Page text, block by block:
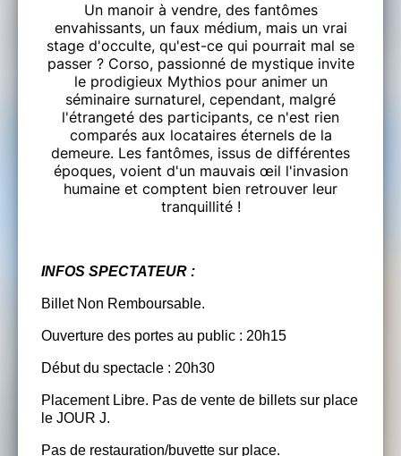
Un manoir à vendre, des fantômes
envahissants, un faux médium, mais un vrai
stage d'occulte, qu'est-ce qui pourrait mal se
passer ? Corso, passionné de mystique invite
le prodigieux Mythios pour animer un
séminaire surnaturel, cependant, malgré
l'étrangeté des participants, ce n'est rien
comparés aux locataires éternels de la
demeure. Les fantômes, issus de différentes
époques, voient d'un mauvais œil l'invasion
humaine et comptent bien retrouver leur
tranquillité !
INFOS SPECTATEUR :
Billet Non Remboursable.
Ouverture des portes au public : 20h15
Début du spectacle : 20h30
Placement Libre. Pas de vente de billets sur place
le JOUR J.
Pas de restauration/buvette sur place.